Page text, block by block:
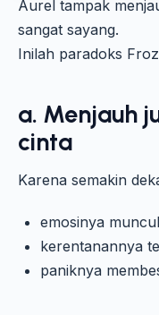
Aurel tampak
sangat sayang.
Inilah paradoks
a. Menjauh
cinta
Karena semakin
emosinya
kerentanannya
paniknya